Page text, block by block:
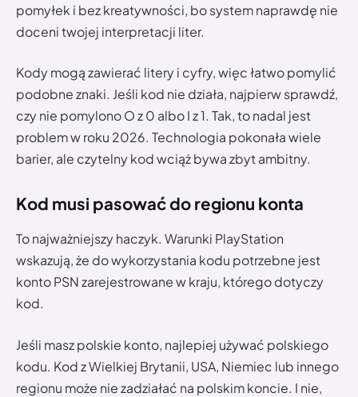
pomyłek i bez kreatywności, bo system naprawdę nie
doceni twojej interpretacji liter.
Kody mogą zawierać litery i cyfry, więc łatwo pomylić
podobne znaki. Jeśli kod nie działa, najpierw sprawdź,
czy nie pomylono O z 0 albo I z 1. Tak, to nadal jest
problem w roku 2026. Technologia pokonała wiele
barier, ale czytelny kod wciąż bywa zbyt ambitny.
Kod musi pasować do regionu konta
To najważniejszy haczyk. Warunki PlayStation
wskazują, że do wykorzystania kodu potrzebne jest
konto PSN zarejestrowane w kraju, którego dotyczy
kod.
Jeśli masz polskie konto, najlepiej używać polskiego
kodu. Kod z Wielkiej Brytanii, USA, Niemiec lub innego
regionu może nie zadziałać na polskim koncie. I nie,